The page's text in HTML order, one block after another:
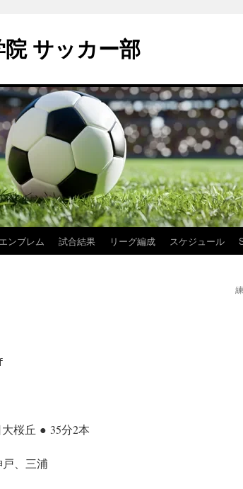
サッカー部
エンブレム 試合結果 リーグ編成 スケジュール
桜丘 ● 35分2本
、三浦